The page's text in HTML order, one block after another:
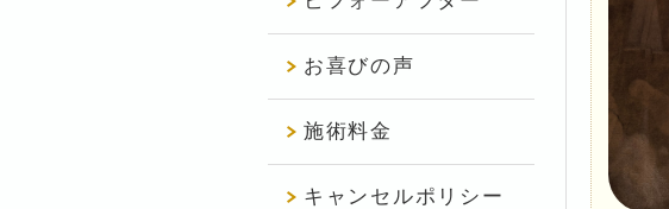
お喜びの声
施術料金
キャンセルポリシー